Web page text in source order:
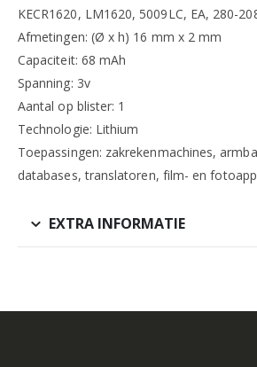
KECR1620, LM1620, 5009LC, EA, 280-
Afmetingen: (Ø x h) 16 mm x 2 mm
Capaciteit: 68 mAh
Spanning: 3v
Aantal op blister: 1
Technologie: Lithium
Toepassingen: zakrekenmachines,
databases, translatoren, film- en
EXTRA INFORMATIE